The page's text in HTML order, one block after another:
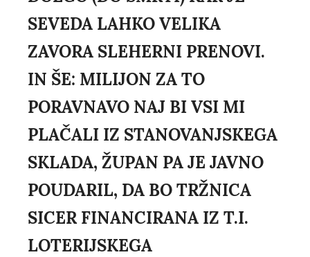
SEVEDA LAHKO VELIKA
ZAVORA SLEHERNI PRENOVI.
IN ŠE: MILIJON ZA TO
PORAVNAVO NAJ BI VSI MI
PLAČALI IZ STANOVANJSKEGA
SKLADA, ŽUPAN PA JE JAVNO
POUDARIL, DA BO TRŽNICA
SICER FINANCIRANA IZ T.I.
LOTERIJSKEGA